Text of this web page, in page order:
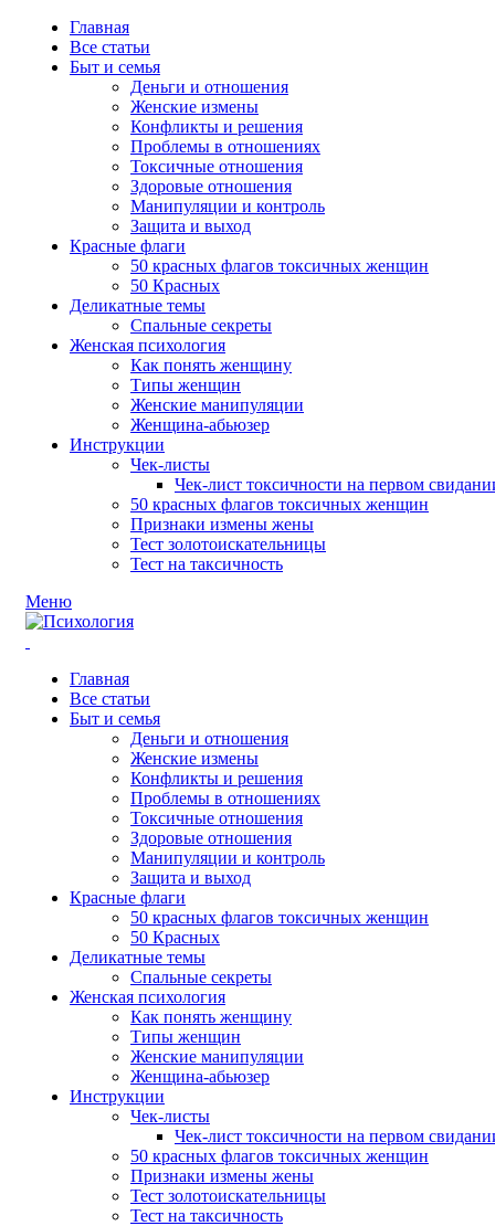
Главная
Все статьи
Быт и семья
Деньги и отношения
Женские измены
Конфликты и решения
Проблемы в отношениях
Токсичные отношения
Здоровые отношения
Манипуляции и контроль
Защита и выход
Красные флаги
50 красных флагов токсичных женщин
50 Красных
Деликатные темы
Спальные секреты
Женская психология
Как понять женщину
Типы женщин
Женские манипуляции
Женщина-абьюзер
Инструкции
Чек-листы
Чек-лист токсичности на первом
50 красных флагов токсичных женщин
Признаки измены жены
Тест золотоискательницы
Тест на таксичность
Меню
Главная
Все статьи
Быт и семья
Деньги и отношения
Женские измены
Конфликты и решения
Проблемы в отношениях
Токсичные отношения
Здоровые отношения
Манипуляции и контроль
Защита и выход
Красные флаги
50 красных флагов токсичных женщин
50 Красных
Деликатные темы
Спальные секреты
Женская психология
Как понять женщину
Типы женщин
Женские манипуляции
Женщина-абьюзер
Инструкции
Чек-листы
Чек-лист токсичности на первом
50 красных флагов токсичных женщин
Признаки измены жены
Тест золотоискательницы
Тест на таксичность